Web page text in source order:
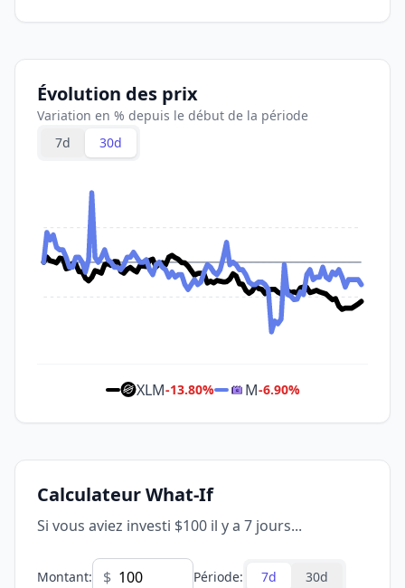
Évolution des prix
Variation en % depuis le début de la période
7d
30d
XLM-13.80% M-6.90%
Calculateur What-If
Si vous aviez investi $100 il y a 7 jours...
Montant: $ Période: 7d 30d